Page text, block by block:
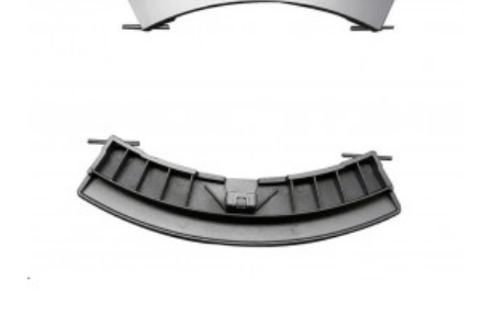
BROTHER, BR1088XL
CAMPOMATIC, CHALLENGE502
CAMPOMATIC, PRONTO599
CAMPOMATIC, PRONTO699
CARAD, WM9901
CARAD, WM9902
COPAMA, EURO3000B